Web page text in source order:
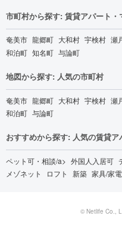
市町村から探す: 賃貸アパート・
奄美市 龍郷町 大和村 宇検村 瀬
和泊町 知名町 与論町
地図から探す: 人気の市町村
奄美市 龍郷町 大和村 宇検村 瀬
和泊町 与論町
おすすめから探す: 人気の賃貸
ペット可・相談/a> 外国人入居可
メゾネット
ロフト 新築 家具/家
© Netlife Co.,